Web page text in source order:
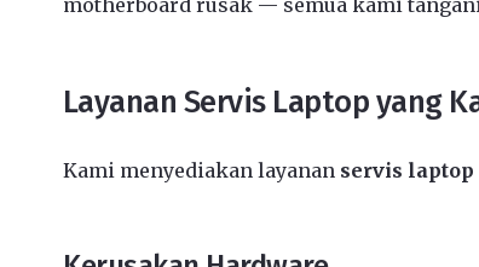
motherboard rusak — semua kami
Layanan Servis Laptop yang
Kami menyediakan layanan servis laptop